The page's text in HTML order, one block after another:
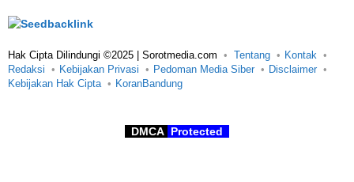
Hak Cipta Dilindungi ©2025 | Sorotmedia.com Tentang
Kontak
Redaksi
Kebijakan Privasi Pedoman Media Siber
Disclaimer
Kebijakan Hak Cipta
KoranBandung
DMCA Protected